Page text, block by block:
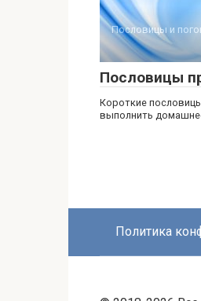
Пословицы и
Пословицы
Короткие
выполнить
Политика